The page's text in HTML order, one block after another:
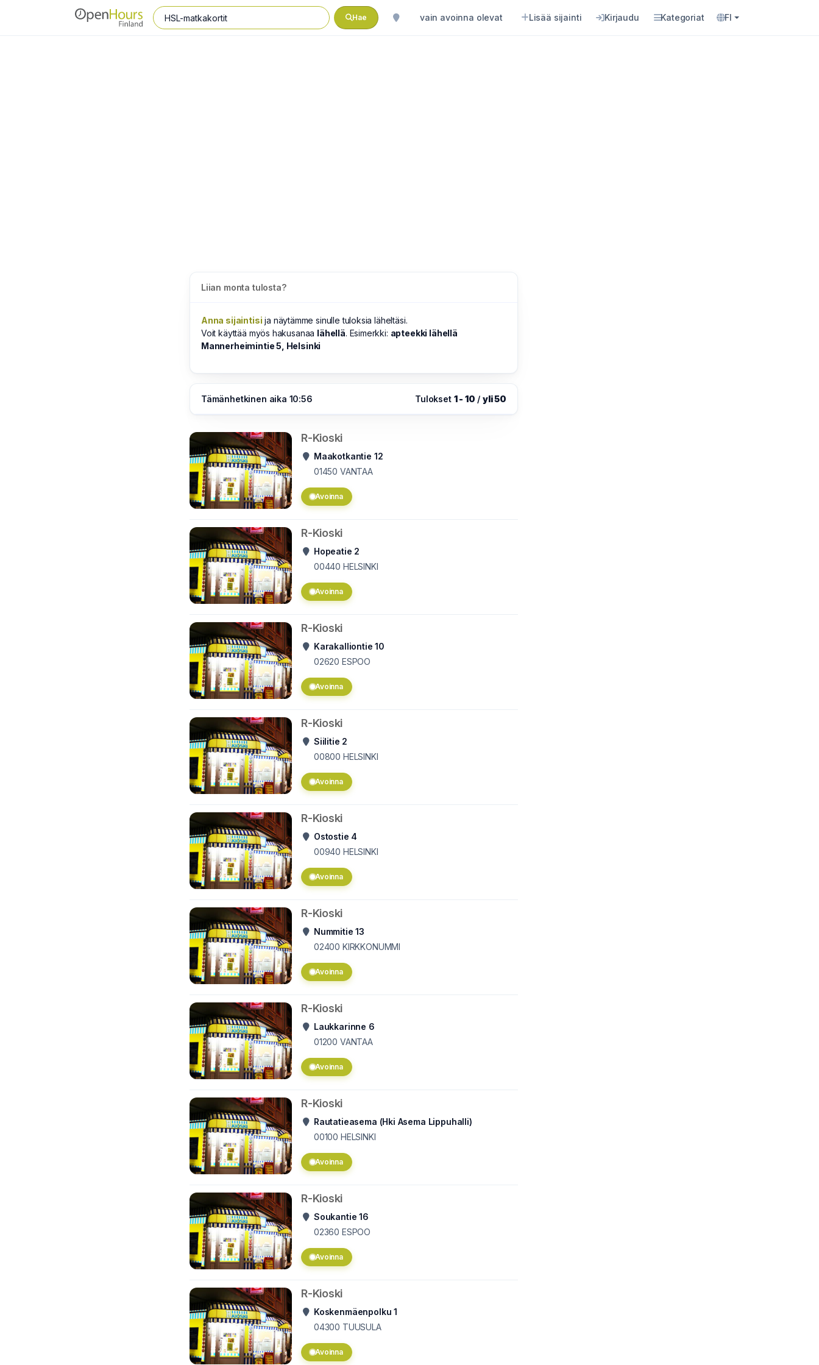
Hae vain avoinna olevat Lisää sijainti Kirjaudu Kategoriat FI
Liian monta tulosta?
Anna sijaintisi ja näytämme sinulle tuloksia läheltäsi.
Voit käyttää myös hakusanaa lähellä. Esimerkki: apteekki lähellä
Mannerheimintie 5, Helsinki
Tämänhetkinen aika 10:56 Tulokset 1 - 10 /yli 50
R-Kioski
Maakotkantie 12
01450 VANTAA
Avoinna
R-Kioski
Hopeatie 2
00440 HELSINKI
Avoinna
R-Kioski
Karakalliontie 10
02620 ESPOO
Avoinna
R-Kioski
Siilitie 2
00800 HELSINKI
Avoinna
R-Kioski
Ostostie 4
00940 HELSINKI
Avoinna
R-Kioski
Nummitie 13
02400 KIRKKONUMMI
Avoinna
R-Kioski
Laukkarinne 6
01200 VANTAA
Avoinna
R-Kioski
Rautatieasema (Hki Asema Lippuhalli)
00100 HELSINKI
Avoinna
R-Kioski
Soukantie 16
02360 ESPOO
Avoinna
R-Kioski
Koskenmäenpolku 1
04300 TUUSULA
Avoinna